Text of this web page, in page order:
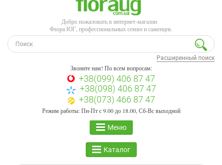
Добро пожаловать в интернет-магазин
Флора ЮГ, профессиональных семян и саженцев.
Расширенный поиск
Звоните нам! По всем вопросам:
+38(099) 406 87 47
+38(098) 406 87 47
+38(073) 466 87 47
Режим работы: Пн-Пт с 9.00 до 18.00, Сб-Вс выходной
Меню
Каталог